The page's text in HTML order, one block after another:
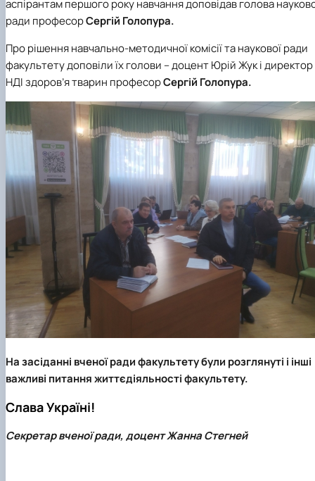
аспірантам першого року навчання доповідав голова
ради професорСергій Голопура.
Про рішення навчально-методичної комісії та наукової ради
факультету доповіли їх голови – доцент Юрій Жук і директор
НДІ здоров’я тварин професорСергій Голопура.
На засіданні вченої ради факультету були розглянуті і інші
важливі питання життєдіяльності факультету.
Слава Україні!
Секретар вченої ради, доцент Жанна Стегней